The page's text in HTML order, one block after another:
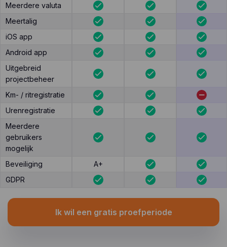
Meerdere valuta
Meertalig
iOS app
Android app
Uitgebreid
projectbeheer
Km- / ritregistratie
Urenregistratie
Meerdere
gebruikers
mogelijk
Beveiliging
A+
GDPR
Ik wil een gratis proefperiode